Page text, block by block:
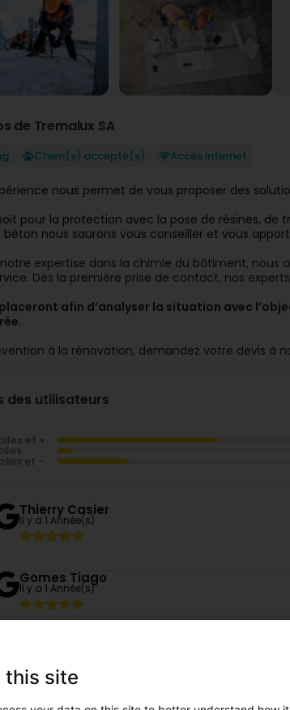
de Tremalux SA
Chien(s) accepté(s) Accès internet
nous permet de vous proposer des
pour la protection avec la pose de résines,
béton nous saurons vous conseiller et vous
expertise dans la chimie du bâtiment,
Dès la première prise de contact, nos
afin d’analyser la situation avec
à la rénovation, demandez votre devis à
des utilisateurs
et +
et -
Thierry Casier
Il y a 1 Année(s)
Gomes Tiago
Il y a 1 Année(s)
Mon expérience avec Tremalux a été
impressionné par leur réactivité et leur
this site